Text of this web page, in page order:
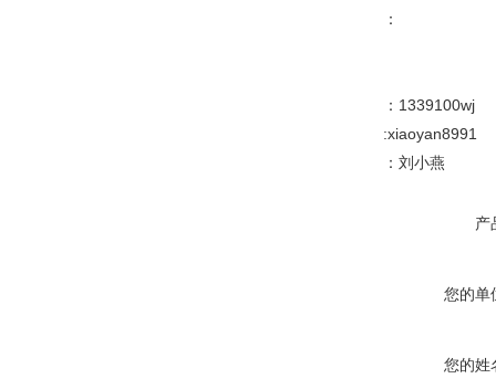
：
：1339100wj
:xiaoyan8991
：刘小燕
产
您的单
您的姓